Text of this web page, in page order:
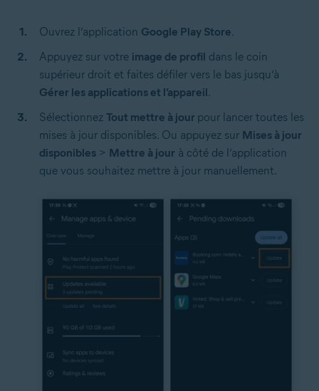
Ouvrez l’application Google Play Store.
Appuyez sur votre image de profil dans le coin
supérieur droit et faites défiler vers le bas jusqu’à
Gérer les applications et l’appareil.
Sélectionnez Tout mettre à jour pour lancer toutes les
mises à jour disponibles. Ou appuyez sur Mises à jour
disponibles > Mettre à jour à côté de l’application
que vous souhaitez mettre à jour manuellement.